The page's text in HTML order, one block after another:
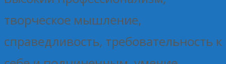
творческое мышление,
справедливость, требовательность к